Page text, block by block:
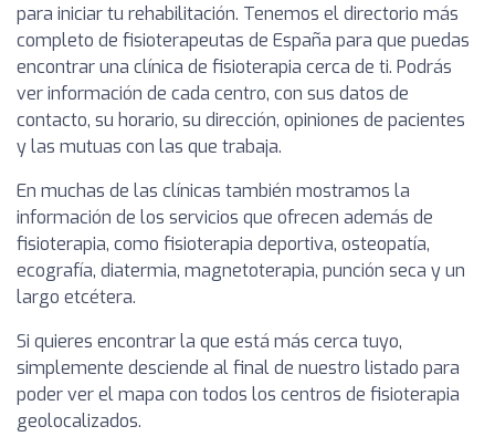
para iniciar tu rehabilitación. Tenemos el directorio más
completo de fisioterapeutas de España para que puedas
encontrar una clínica de fisioterapia cerca de ti. Podrás
ver información de cada centro, con sus datos de
contacto, su horario, su dirección, opiniones de pacientes
y las mutuas con las que trabaja.
En muchas de las clínicas también mostramos la
información de los servicios que ofrecen además de
fisioterapia, como fisioterapia deportiva, osteopatía,
ecografía, diatermia, magnetoterapia, punción seca y un
largo etcétera.
Si quieres encontrar la que está más cerca tuyo,
simplemente desciende al final de nuestro listado para
poder ver el mapa con todos los centros de fisioterapia
geolocalizados.